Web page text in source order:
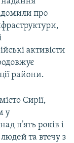
про
активісти
райони.
Сирії,
у
п’ять років і
та втечу з